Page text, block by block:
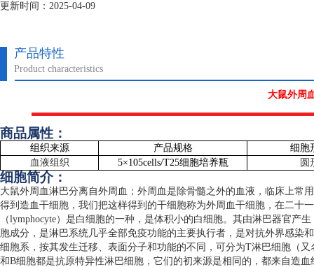
更新时间：2025-04-09
产品特性
Product characteristics
大鼠外周
商品属性：
组织来源 产品规格
细胞
血液组织
5×105cells/T25细胞培养瓶 圆
细胞简介：
大鼠外周血淋巴分离自外周血；外周血是除骨髓之外的血液，临床上常
得到造血干细胞，我们把这样得到的干细胞称为外周血干细胞，在二十
（lymphocyte）是白细胞的一种，是体积小的白细胞。其由淋巴器官产
胞成分，是淋巴系统几乎全部免疫功能的主要执行者，是对抗外界感染
细胞系，按其发生迁移、表面分子和功能的不同，可分为T淋巴细胞（又
和B细胞都是抗原特异性淋巴细胞，它们的初来源是相同的，都来自造血